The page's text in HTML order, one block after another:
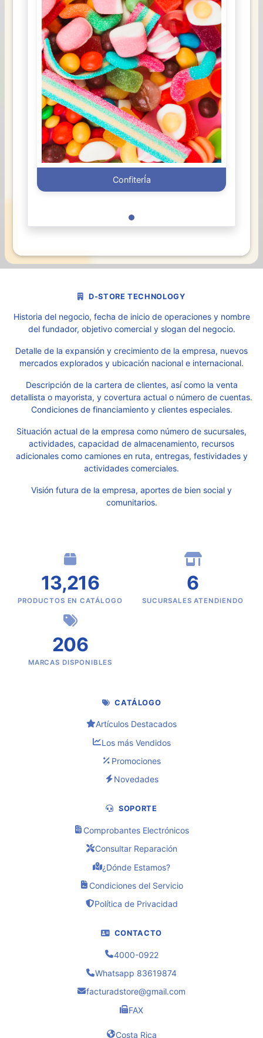
ConfiterÍa
D-STORE TECHNOLOGY
Historia del negocio, fecha de inicio de operaciones y nombre
del fundador, objetivo comercial y slogan del negocio.
Detalle de la expansión y crecimiento de la empresa, nuevos
mercados explorados y ubicación nacional e internacional.
Descripción de la cartera de clientes, así como la venta
detallista o mayorista, y covertura actual o número de cuentas.
Condiciones de financiamiento y clientes especiales.
Situación actual de la empresa como número de sucursales,
actividades, capacidad de almacenamiento, recursos
adicionales como camiones en ruta, entregas, festividades y
actividades comerciales.
Visión futura de la empresa, aportes de bien social y
comunitarios.
13,216
PRODUCTOS EN CATÁLOGO
6
SUCURSALES ATENDIENDO
206
MARCAS DISPONIBLES
CATÁLOGO
Artículos Destacados
Los más Vendidos
Promociones
Novedades
SOPORTE
Comprobantes Electrónicos
Consultar Reparación
¿Dónde Estamos?
Condiciones del Servicio
Política de Privacidad
CONTACTO
4000-0922
Whatsapp 83619874
facturadstore@gmail.com
FAX
Costa Rica